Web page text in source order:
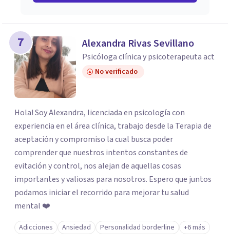
7 Alexandra Rivas Sevillano
Psicóloga clínica y psicoterapeuta act
No verificado
Hola! Soy Alexandra, licenciada en psicología con
experiencia en el área clínica, trabajo desde la Terapia de
aceptación y compromiso la cual busca poder
comprender que nuestros intentos constantes de
evitación y control, nos alejan de aquellas cosas
importantes y valiosas para nosotros. Espero que juntos
podamos iniciar el recorrido para mejorar tu salud
mental ❤️
Adicciones Ansiedad Personalidad borderline +6 más